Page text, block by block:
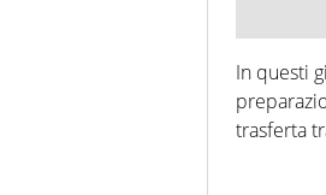
In questi
trasferta